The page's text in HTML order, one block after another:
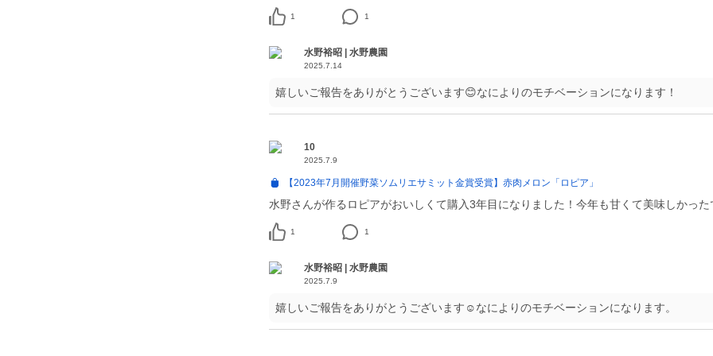
1 1
水野裕昭 | 水野農園
2025.7.14
嬉しいご報告をありがとうございます😊なによりのモチベーションになります！
10
2025.7.9
【2023年7月開催野菜ソムリエサミット金賞受賞】赤肉メロン「ロピア」
水野さんが作るロピアがおいしくて購入3年目になりました！今年も甘くて美味しかった
1 1
水野裕昭 | 水野農園
2025.7.9
嬉しいご報告をありがとうございます☺️なによりのモチベーションになります。